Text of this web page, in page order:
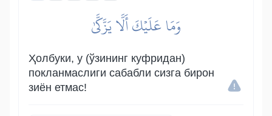
وَمَا عَلَيۡكَ أَلَّا يَزَّكَّىٰ
Ҳолбуки, у (ўзининг куфридан)
покланмаслиги сабабли сизга бирон
зиён етмас!